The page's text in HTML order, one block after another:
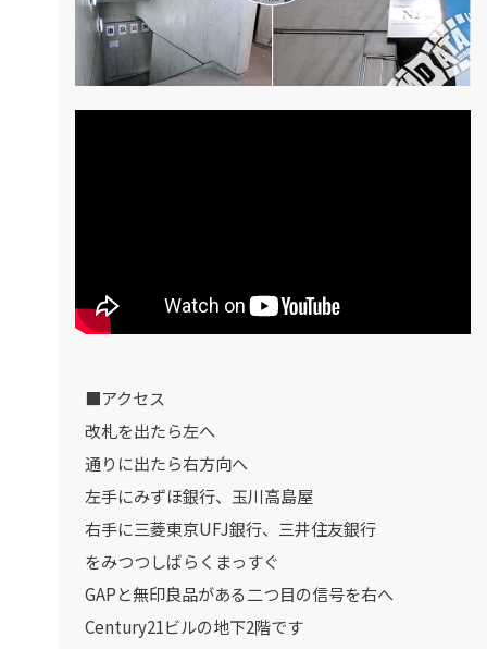
■アクセス
改札を出たら左へ
通りに出たら右方向へ
左手にみずほ銀行、玉川高島屋
右手に三菱東京UFJ銀行、三井住友銀行
をみつつしばらくまっすぐ
GAPと無印良品がある二つ目の信号を右へ
Century21ビルの地下2階です